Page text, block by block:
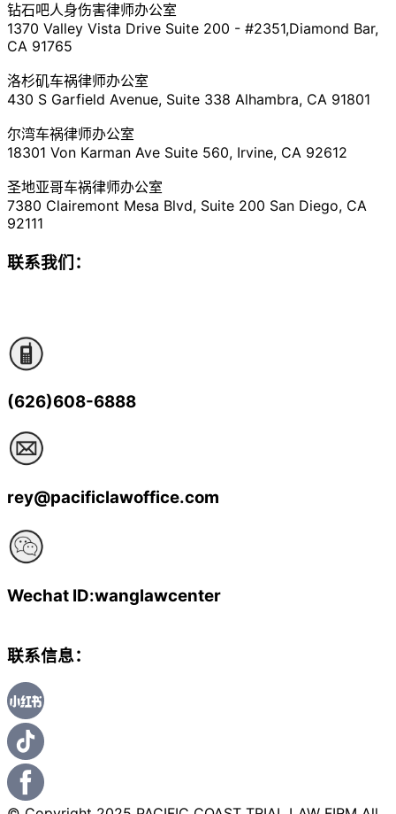
钻石吧人身伤害律师办公室
1370 Valley Vista Drive Suite 200 - #2351,Diamond Bar,
CA 91765
洛杉矶车祸律师办公室
430 S Garfield Avenue, Suite 338 Alhambra, CA 91801
尔湾车祸律师办公室
18301 Von Karman Ave Suite 560, Irvine, CA 92612
圣地亚哥车祸律师办公室
7380 Clairemont Mesa Blvd, Suite 200 San Diego, CA
92111
联系我们：
(626)608-6888
rey@pacificlawoffice.com
Wechat ID:wanglawcenter
联系信息：